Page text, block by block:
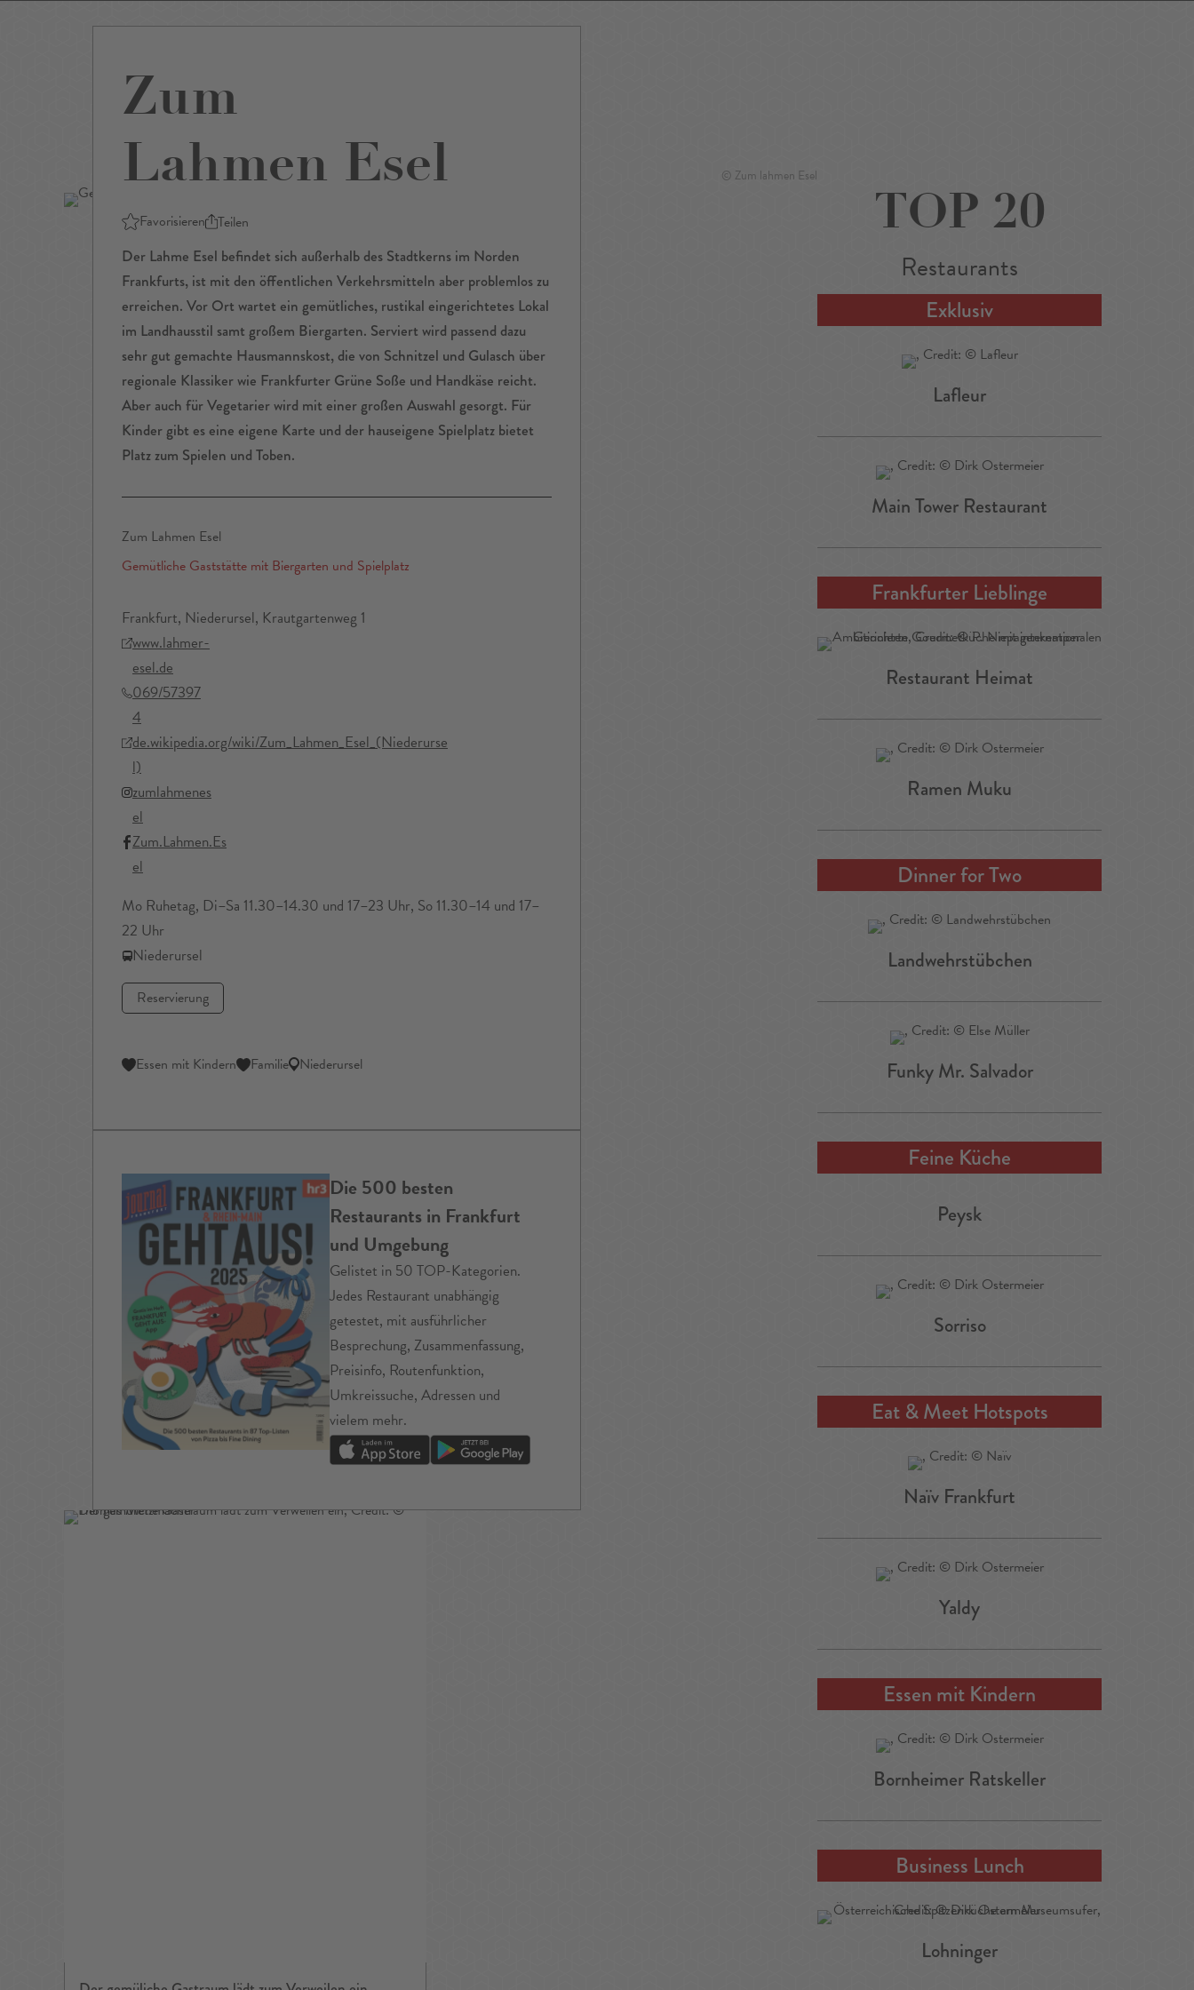
© Zum lahmen Esel
Zum
Lahmen Esel
Favorisieren Teilen
Der Lahme Esel befindet sich außerhalb des Stadtkerns im Norden
Frankfurts, ist mit den öffentlichen Verkehrsmitteln aber problemlos zu
erreichen. Vor Ort wartet ein gemütliches, rustikal eingerichtetes Lokal
im Landhausstil samt großem Biergarten. Serviert wird passend dazu
sehr gut gemachte Hausmannskost, die von Schnitzel und Gulasch über
regionale Klassiker wie Frankfurter Grüne Soße und Handkäse reicht.
Aber auch für Vegetarier wird mit einer großen Auswahl gesorgt. Für
Kinder gibt es eine eigene Karte und der hauseigene Spielplatz bietet
Platz zum Spielen und Toben.
Zum Lahmen Esel
Gemütliche Gaststätte mit Biergarten und Spielplatz
Frankfurt, Niederursel, Krautgartenweg 1
www.lahmer-
esel.de
069/57397
4
de.wikipedia.org/wiki/Zum_Lahmen_Esel_(Niederurse
l)
zumlahmenes
el
Zum.Lahmen.Es
el
Mo Ruhetag, Di–Sa 11.30–14.30 und 17–23 Uhr, So 11.30–14 und 17–
22 Uhr
Niederursel
Reservierung
Essen mit Kindern Familie Niederursel
Die 500 besten
Restaurants in Frankfurt
und Umgebung
Gelistet in 50 TOP-Kategorien.
Jedes Restaurant unabhängig
getestet, mit ausführlicher
Besprechung, Zusammenfassung,
Preisinfo, Routenfunktion,
Umkreissuche, Adressen und
vielem mehr.
TOP 20
Restaurants
Exklusiv
Lafleur
Main Tower Restaurant
Frankfurter Lieblinge
Restaurant Heimat
Ramen Muku
Dinner for Two
Landwehrstübchen
Funky Mr. Salvador
Feine Küche
Peysk
Sorriso
Eat & Meet Hotspots
Naïv Frankfurt
Yaldy
Essen mit Kindern
Bornheimer Ratskeller
Business Lunch
Lohninger